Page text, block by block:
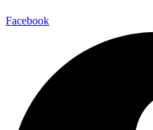
Facebook